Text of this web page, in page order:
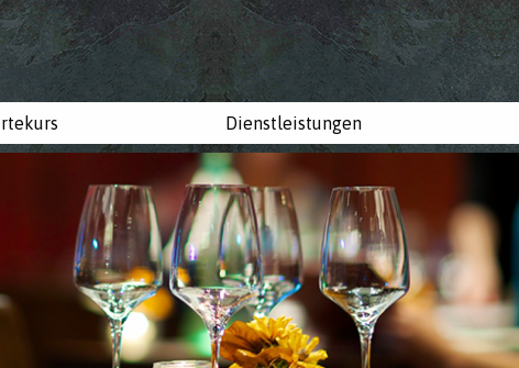
Dienstleistungen